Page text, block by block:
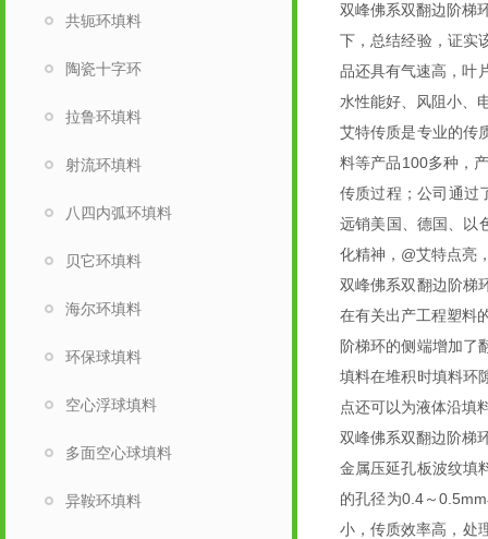
共轭环填料
陶瓷十字环
拉鲁环填料
射流环填料
八四内弧环填料
贝它环填料
海尔环填料
环保球填料
空心浮球填料
多面空心球填料
异鞍环填料
双峰佛系双翻边阶梯
下，总结经验，证实
品还具有气速高，叶
水性能好、风阻小、
艾特传质是专业的传
料等产品100多种，
传质过程；公司通过
远销美国、德国、以
化精神，@艾特点亮
双峰佛系双翻边阶梯
在有关出产工程塑料
阶梯环的侧端增加了
填料在堆积时填料环
点还可以为液体沿填
双峰佛系双翻边阶梯
金属压延孔板波纹填
的孔径为0.4～
小，传质效率高，处